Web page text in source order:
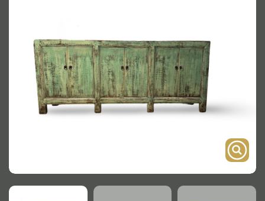
Eettafel
Wandtafel
Bijzettafel
Bureau
Bartafel
Console